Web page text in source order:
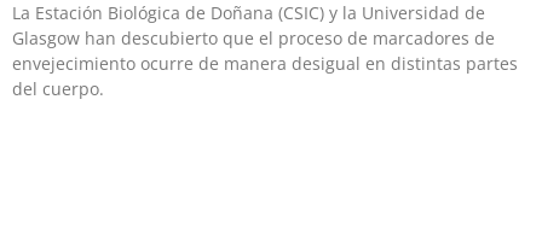
La Estación Biológica de Doñana (CSIC) y la Universidad de
Glasgow han descubierto que el proceso de marcadores de
envejecimiento ocurre de manera desigual en distintas partes
del cuerpo.